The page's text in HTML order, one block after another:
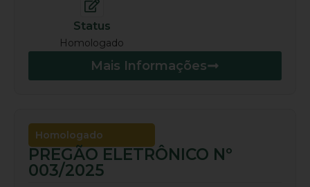
Status
Homologado
Mais Informações
Homologado
PREGÃO ELETRÔNICO Nº
003/2025